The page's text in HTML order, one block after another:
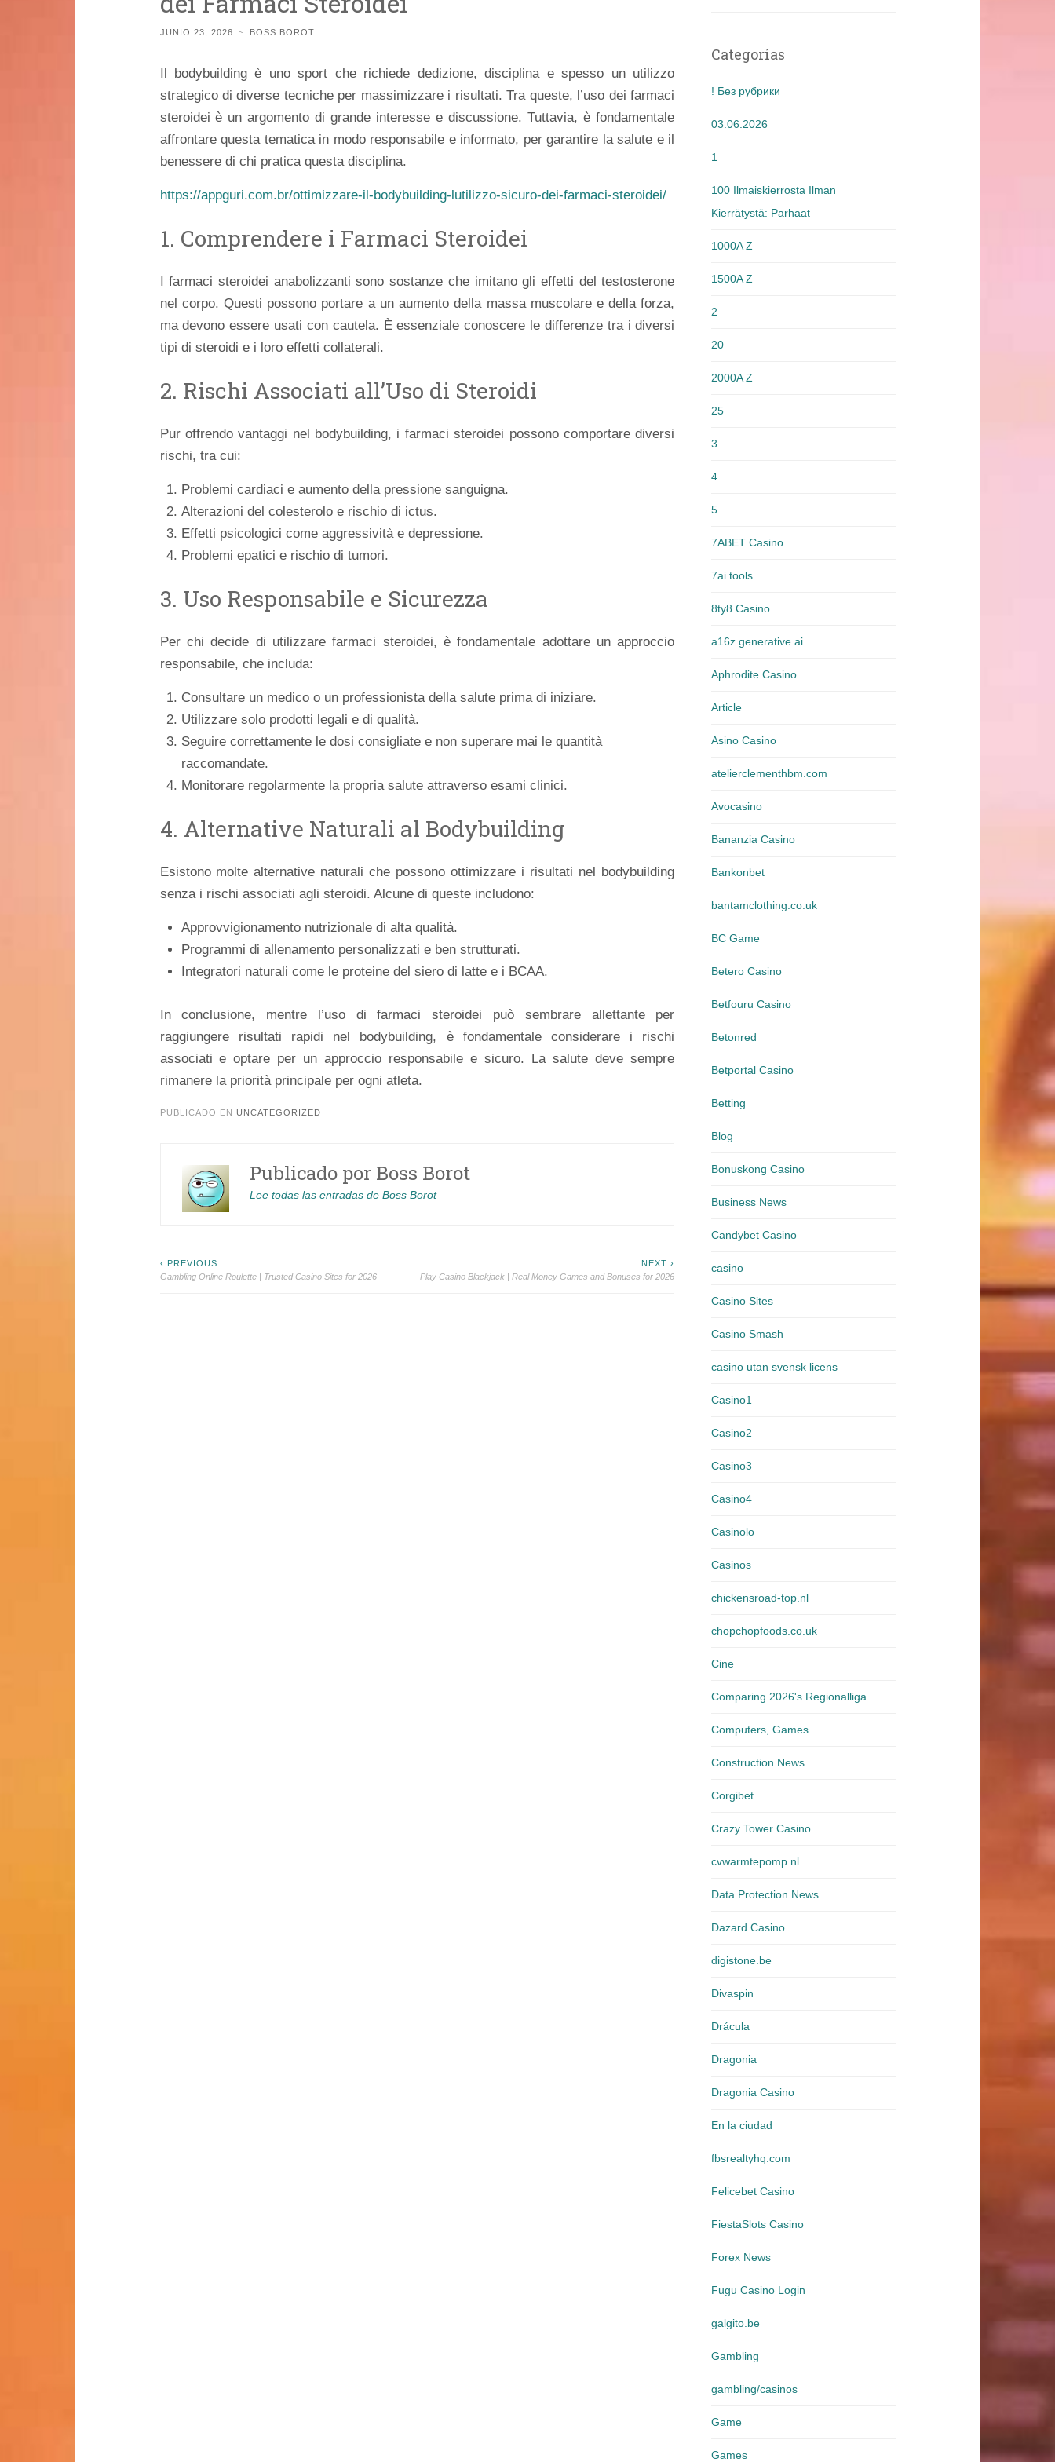
JUNIO 23, 2026 ~ BOSS BOROT
Il bodybuilding è uno sport che richiede dedizione, disciplina e spesso un utilizzo
strategico di diverse tecniche per massimizzare i risultati. Tra queste, l’uso dei farmaci
steroidei è un argomento di grande interesse e discussione. Tuttavia, è fondamentale
affrontare questa tematica in modo responsabile e informato, per garantire la salute e il
benessere di chi pratica questa disciplina.
https://appguri.com.br/ottimizzare-il-bodybuilding-lutilizzo-sicuro-dei-farmaci-steroidei/
1. Comprendere i Farmaci Steroidei
I farmaci steroidei anabolizzanti sono sostanze che imitano gli effetti del testosterone
nel corpo. Questi possono portare a un aumento della massa muscolare e della forza,
ma devono essere usati con cautela. È essenziale conoscere le differenze tra i diversi
tipi di steroidi e i loro effetti collaterali.
2. Rischi Associati all’Uso di Steroidi
Pur offrendo vantaggi nel bodybuilding, i farmaci steroidei possono comportare diversi
rischi, tra cui:
Problemi cardiaci e aumento della pressione sanguigna.
Alterazioni del colesterolo e rischio di ictus.
Effetti psicologici come aggressività e depressione.
Problemi epatici e rischio di tumori.
3. Uso Responsabile e Sicurezza
Per chi decide di utilizzare farmaci steroidei, è fondamentale adottare un approccio
responsabile, che includa:
Consultare un medico o un professionista della salute prima di iniziare.
Utilizzare solo prodotti legali e di qualità.
Seguire correttamente le dosi consigliate e non superare mai le quantità
raccomandate.
Monitorare regolarmente la propria salute attraverso esami clinici.
4. Alternative Naturali al Bodybuilding
Esistono molte alternative naturali che possono ottimizzare i risultati nel bodybuilding
senza i rischi associati agli steroidi. Alcune di queste includono:
Approvvigionamento nutrizionale di alta qualità.
Programmi di allenamento personalizzati e ben strutturati.
Integratori naturali come le proteine del siero di latte e i BCAA.
In conclusione, mentre l’uso di farmaci steroidei può sembrare allettante per
raggiungere risultati rapidi nel bodybuilding, è fondamentale considerare i rischi
associati e optare per un approccio responsabile e sicuro. La salute deve sempre
rimanere la priorità principale per ogni atleta.
PUBLICADO EN UNCATEGORIZED
Publicado por Boss Borot
Lee todas las entradas de Boss Borot
Navegación
‹ PREVIOUS
Gambling Online Roulette | Trusted Casino Sites for 2026
NEXT ›
Play Casino Blackjack | Real Money Games and Bonuses for 2026
Categorías
! Без рубрики
03.06.2026
1
100 Ilmaiskierrosta Ilman
Kierrätystä: Parhaat
1000A Z
1500A Z
2
20
2000A Z
25
3
4
5
7ABET Casino
7ai.tools
8ty8 Casino
a16z generative ai
Aphrodite Casino
Article
Asino Casino
atelierclementhbm.com
Avocasino
Bananzia Casino
Bankonbet
bantamclothing.co.uk
BC Game
Betero Casino
Betfouru Casino
Betonred
Betportal Casino
Betting
Blog
Bonuskong Casino
Business News
Candybet Casino
casino
Casino Sites
Casino Smash
casino utan svensk licens
Casino1
Casino2
Casino3
Casino4
Casinolo
Casinos
chickensroad-top.nl
chopchopfoods.co.uk
Cine
Comparing 2026's Regionalliga
Computers, Games
Construction News
Corgibet
Crazy Tower Сasino
cvwarmtepomp.nl
Data Protection News
Dazard Casino
digistone.be
Divaspin
Drácula
Dragonia
Dragonia Casino
En la ciudad
fbsrealtyhq.com
Felicebet Casino
FiestaSlots Casino
Forex News
Fugu Casino Login
galgito.be
Gambling
gambling/casinos
Game
Games